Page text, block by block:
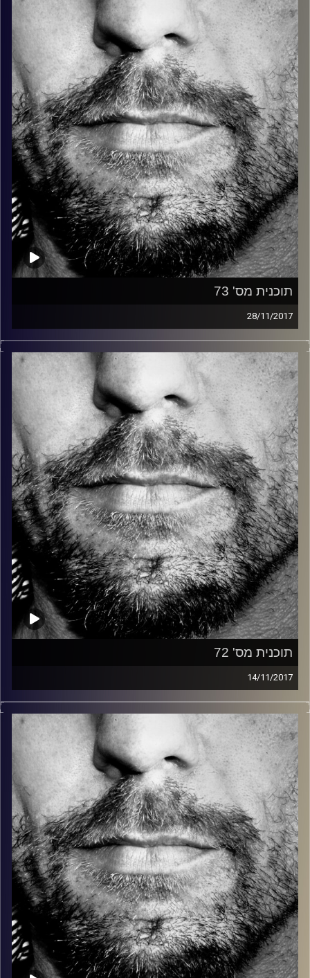
כל מה שחי, אמיתי ונושם.
עם שמוליק רגב.
קרדיט תמונות: David Goehring
תוכנית מס' 73
28/11/2017
זיפים, מוזיקה מחוספסת של הופעות חיות. הרבה ג'אם, רוק,
בלוז, bluegrass, ג'אז, Fאנק, פרוגרסיב ואפילו אלקטרוניקה.
כל מה שחי, אמיתי ונושם.
עם שמוליק רגב.
קרדיט תמונות: David Goehring
תוכנית מס' 72
14/11/2017
זיפים, מוזיקה מחוספסת של הופעות חיות. הרבה ג'אם, רוק,
בלוז, bluegrass, ג'אז, Fאנק, פרוגרסיב ואפילו אלקטרוניקה.
כל מה שחי, אמיתי ונושם.
עם שמוליק רגב.
קרדיט תמונות: David Goehring